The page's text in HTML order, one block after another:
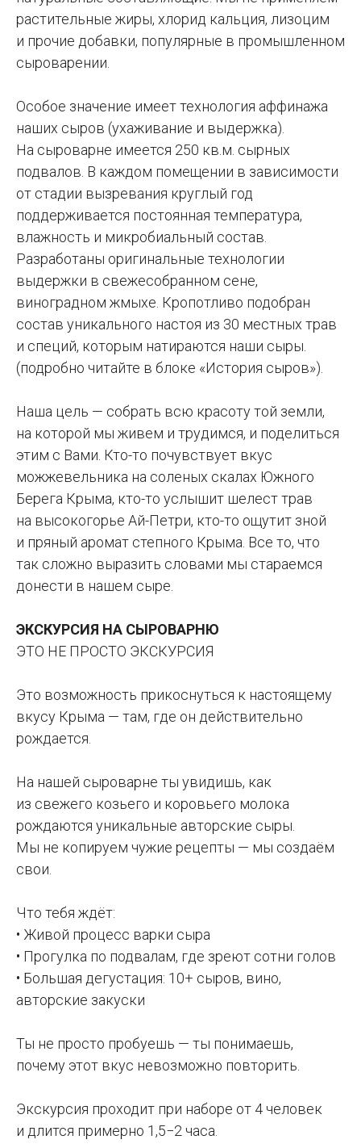
растительные жиры, хлорид кальция, лизоцим
и прочие добавки, популярные в промышленном
сыроварении.
Особое значение имеет технология аффинажа
наших сыров (ухаживание и выдержка).
На сыроварне имеется 250 кв.м. сырных
подвалов. В каждом помещении в зависимости
от стадии вызревания круглый год
поддерживается постоянная температура,
влажность и микробиальный состав.
Разработаны оригинальные технологии
выдержки в свежесобранном сене,
виноградном жмыхе. Кропотливо подобран
состав уникального настоя из 30 местных трав
и специй, которым натираются наши сыры.
(подробно читайте в блоке «История сыров»).
Наша цель — собрать всю красоту той земли,
на которой мы живем и трудимся, и поделиться
этим с Вами. Кто-то почувствует вкус
можжевельника на соленых скалах Южного
Берега Крыма, кто-то услышит шелест трав
на высокогорье Ай-Петри, кто-то ощутит зной
и пряный аромат степного Крыма. Все то, что
так сложно выразить словами мы стараемся
донести в нашем сыре.
ЭКСКУРСИЯ НА СЫРОВАРНЮ
ЭТО НЕ ПРОСТО ЭКСКУРСИЯ
Это возможность прикоснуться к настоящему
вкусу Крыма — там, где он действительно
рождается.
На нашей сыроварне ты увидишь, как
из свежего козьего и коровьего молока
рождаются уникальные авторские сыры.
Мы не копируем чужие рецепты — мы создаём
свои.
Что тебя ждёт:
• Живой процесс варки сыра
• Прогулка по подвалам, где зреют сотни голов
• Большая дегустация: 10+ сыров, вино,
авторские закуски
Ты не просто пробуешь — ты понимаешь,
почему этот вкус невозможно повторить.
Экскурсия проходит при наборе от 4 человек
и длится примерно 1,5−2 часа.